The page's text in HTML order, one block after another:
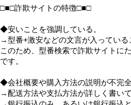
□■□詐欺サイトの特徴□■□
◆安いことを強調している。
→型番+激安などの文言が入っている
このため、型番検索で詐欺サイトに
です。
◆会社概要や購入方法の説明が不完全
→配送方法や支払方法が詳しく書いて